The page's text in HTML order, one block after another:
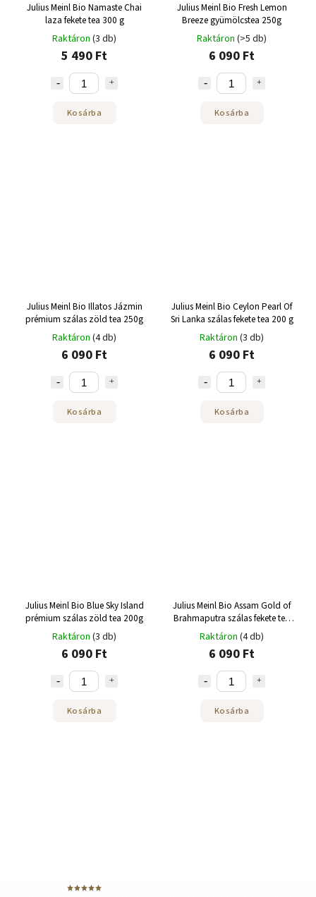
Julius Meinl Bio Namaste Chai
laza fekete tea 300 g
Raktáron (3 db)
5 490 Ft
Kosárba
Julius Meinl Bio Fresh Lemon
Breeze gyümölcstea 250g
Raktáron (>5 db)
6 090 Ft
Kosárba
Julius Meinl Bio Illatos Jázmin
prémium szálas zöld tea 250g
Raktáron (4 db)
6 090 Ft
Kosárba
Julius Meinl Bio Ceylon Pearl Of
Sri Lanka szálas fekete tea 200 g
Raktáron (3 db)
6 090 Ft
Kosárba
Julius Meinl Bio Blue Sky Island
prémium szálas zöld tea 200g
Raktáron (3 db)
6 090 Ft
Kosárba
Julius Meinl Bio Assam Gold of
Brahmaputra szálas fekete tea
250 g
Raktáron (4 db)
6 090 Ft
Kosárba